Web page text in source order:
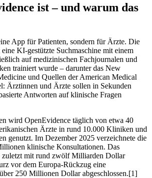
ist – und warum das
App für Patienten, sondern für Ärzte. Die
KI-gestützte Suchmaschine mit einem
auf medizinischen Fachjournalen und
trainiert wurde – darunter das New
und Quellen der American Medical
Ärztinnen und Ärzte sollen in Sekunden
Antworten auf klinische Fragen
wird OpenEvidence täglich von etwa 40
Ärzte in rund 10.000 Kliniken und
genutzt. Im Dezember 2025 verzeichnete die
klinische Konsultationen. Das
zuletzt mit rund zwölf Milliarden Dollar
vor dem Europa-Rückzug eine
250 Millionen Dollar abgeschlossen.[1]